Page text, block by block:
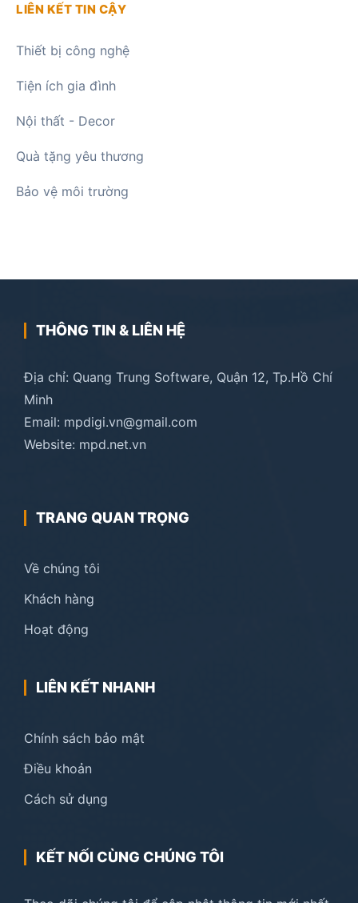
LIÊN KẾT TIN CẬY
Thiết bị công nghệ
Tiện ích gia đình
Nội thất - Decor
Quà tặng yêu thương
Bảo vệ môi trường
THÔNG TIN & LIÊN HỆ
Địa chỉ: Quang Trung Software, Quận 12, Tp.Hồ Chí
Minh
Email: mpdigi.vn@gmail.com
Website: mpd.net.vn
TRANG QUAN TRỌNG
Về chúng tôi
Khách hàng
Hoạt động
LIÊN KẾT NHANH
Chính sách bảo mật
Điều khoản
Cách sử dụng
KẾT NỐI CÙNG CHÚNG TÔI